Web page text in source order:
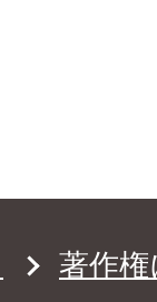
著作